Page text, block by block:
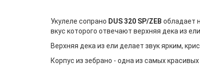
Укулеле сопрано DUS 320 SP/ZEB обладает
вкус которого отвечают верхняя дека из
Верхняя дека из ели делает звук ярким,
Корпус из зебрано - одна из самых